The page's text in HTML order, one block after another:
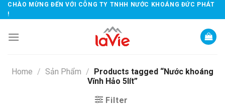
Skip
to
CHÀO MỪNG ĐẾN VỚI CÔNG TY TNHH NƯỚC KHOÁNG ĐỨC PHÁT
!
Home / Sản Phẩm / Products tagged “Nước khoáng
Vĩnh Hảo 5lít”
Filter